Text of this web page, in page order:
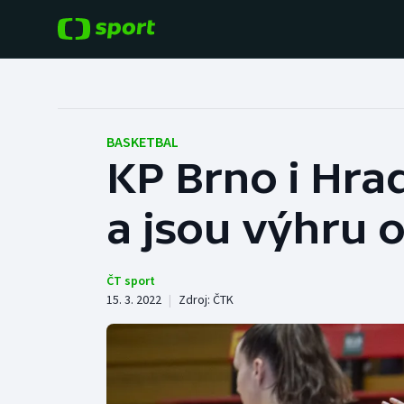
Hokej
Tenis
Cyklistika
Baseball a softbal
Basketbal
Boby a skeleton
Box
BASKETBAL
KP Brno i
a jsou výhru
ČT sport
15. 3. 2022 | Zdroj: ČTK